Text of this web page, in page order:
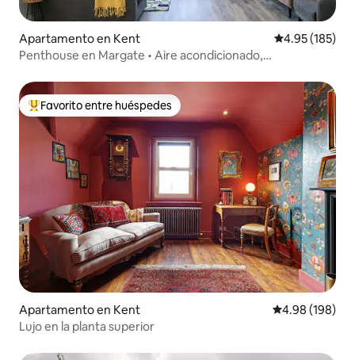
Apartamento en Kent Calificación
4.95 (185)
Penthouse en Margate • Aire acondicionado,
Favorito entre huéspedes preferido
Favorito entre huéspedes
Apartamento en Kent Calificación
4.98 (198)
Lujo en la planta superior